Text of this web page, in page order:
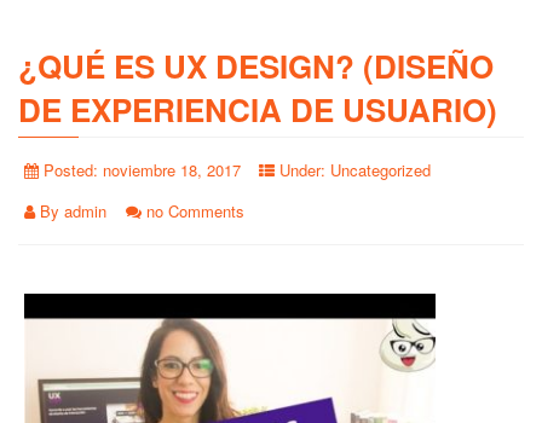
¿QUÉ ES UX DESIGN? (DISEÑO
DE EXPERIENCIA DE USUARIO)
Posted: noviembre 18, 2017 Under: Uncategorized
By admin no Comments